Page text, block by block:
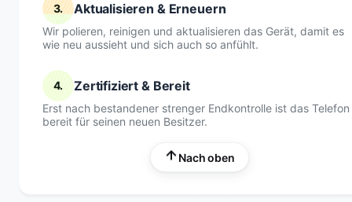
3. Aktualisieren & Erneuern
Wir polieren, reinigen und aktualisieren das Gerät, damit es
wie neu aussieht und sich auch so anfühlt.
4. Zertifiziert & Bereit
Erst nach bestandener strenger Endkontrolle ist das Telefon
bereit für seinen neuen Besitzer.
Nach oben